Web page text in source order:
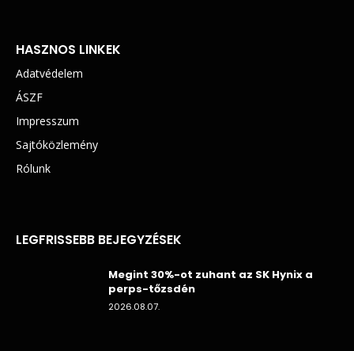
HASZNOS LINKEK
Adatvédelem
ÁSZF
Impresszum
Sajtóközlemény
Rólunk
LEGFRISSEBB BEJEGYZÉSEK
Megint 30%-ot zuhant az SK Hynix a
perps-tőzsdén
2026.08.07.